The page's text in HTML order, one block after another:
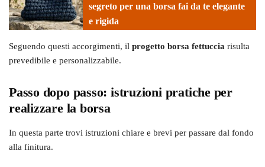
segreto per una borsa fai da te elegante
e rigida
Seguendo questi accorgimenti, il progetto borsa fettuccia risulta
prevedibile e personalizzabile.
Passo dopo passo: istruzioni pratiche per
realizzare la borsa
In questa parte trovi istruzioni chiare e brevi per passare dal fondo
alla finitura.